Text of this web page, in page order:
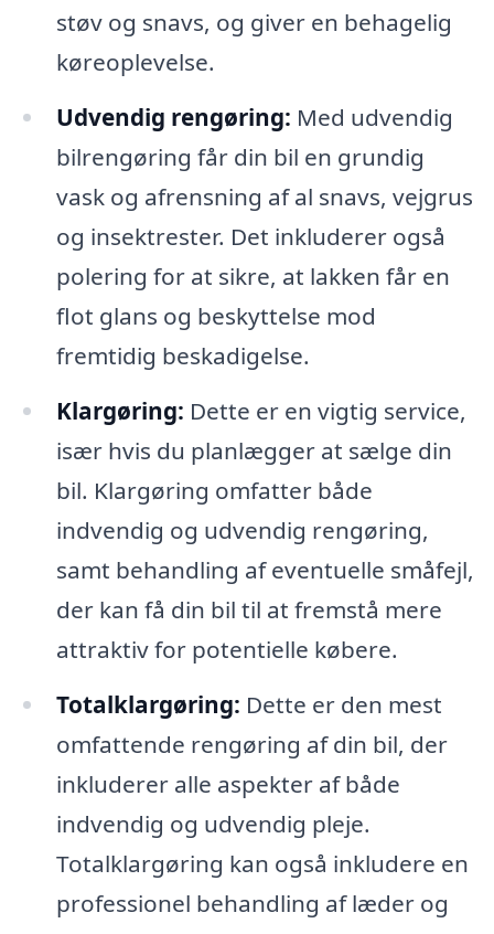
støv og snavs, og giver en behagelig
køreoplevelse.
Udvendig rengøring: Med udvendig
bilrengøring får din bil en grundig
vask og afrensning af al snavs, vejgrus
og insektrester. Det inkluderer også
polering for at sikre, at lakken får en
flot glans og beskyttelse mod
fremtidig beskadigelse.
Klargøring: Dette er en vigtig service,
især hvis du planlægger at sælge din
bil. Klargøring omfatter både
indvendig og udvendig rengøring,
samt behandling af eventuelle småfejl,
der kan få din bil til at fremstå mere
attraktiv for potentielle købere.
Totalklargøring: Dette er den mest
omfattende rengøring af din bil, der
inkluderer alle aspekter af både
indvendig og udvendig pleje.
Totalklargøring kan også inkludere en
professionel behandling af læder og